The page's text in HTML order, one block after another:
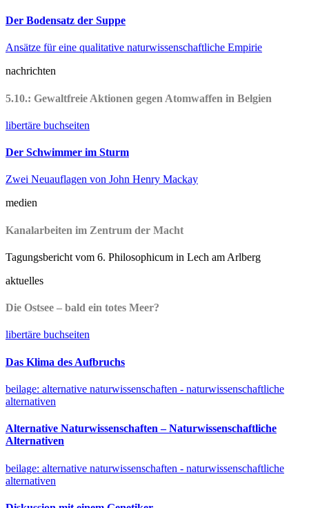
Der Bodensatz der Suppe
Ansätze für eine qualitative naturwissenschaftliche Empirie
nachrichten
5.10.: Gewaltfreie Aktionen gegen Atomwaffen in Belgien
libertäre buchseiten
Der Schwimmer im Sturm
Zwei Neuauflagen von John Henry Mackay
medien
Kanalarbeiten im Zentrum der Macht
Tagungsbericht vom 6. Philosophicum in Lech am Arlberg
aktuelles
Die Ostsee – bald ein totes Meer?
libertäre buchseiten
Das Klima des Aufbruchs
beilage: alternative naturwissenschaften - naturwissenschaftliche
alternativen
Alternative Naturwissenschaften – Naturwissenschaftliche
Alternativen
beilage: alternative naturwissenschaften - naturwissenschaftliche
alternativen